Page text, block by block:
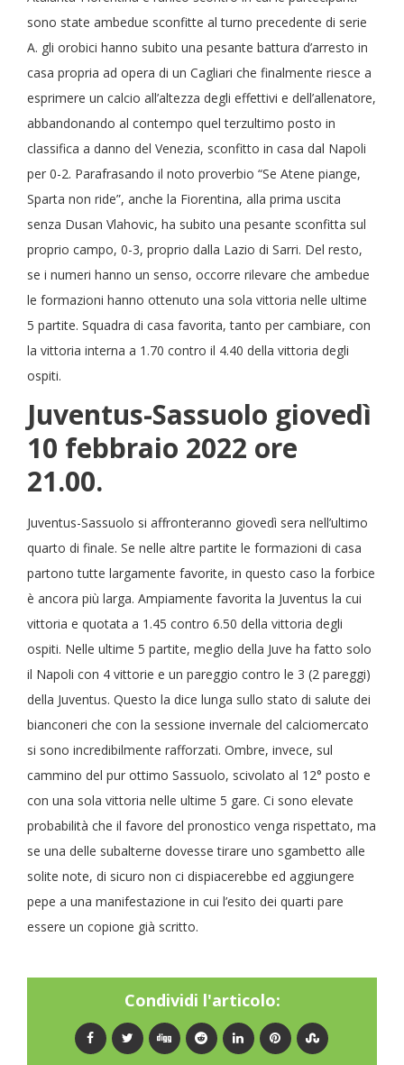
sono state ambedue sconfitte al turno precedente di serie
A. gli orobici hanno subito una pesante battura d’arresto in
casa propria ad opera di un Cagliari che finalmente riesce a
esprimere un calcio all’altezza degli effettivi e dell’allenatore,
abbandonando al contempo quel terzultimo posto in
classifica a danno del Venezia, sconfitto in casa dal Napoli
per 0-2. Parafrasando il noto proverbio “Se Atene piange,
Sparta non ride”, anche la Fiorentina, alla prima uscita
senza Dusan Vlahovic, ha subito una pesante sconfitta sul
proprio campo, 0-3, proprio dalla Lazio di Sarri. Del resto,
se i numeri hanno un senso, occorre rilevare che ambedue
le formazioni hanno ottenuto una sola vittoria nelle ultime
5 partite. Squadra di casa favorita, tanto per cambiare, con
la vittoria interna a 1.70 contro il 4.40 della vittoria degli
ospiti.
Juventus-Sassuolo giovedì
10 febbraio 2022 ore
21.00.
Juventus-Sassuolo si affronteranno giovedì sera nell’ultimo
quarto di finale. Se nelle altre partite le formazioni di casa
partono tutte largamente favorite, in questo caso la forbice
è ancora più larga. Ampiamente favorita la Juventus la cui
vittoria e quotata a 1.45 contro 6.50 della vittoria degli
ospiti. Nelle ultime 5 partite, meglio della Juve ha fatto solo
il Napoli con 4 vittorie e un pareggio contro le 3 (2 pareggi)
della Juventus. Questo la dice lunga sullo stato di salute dei
bianconeri che con la sessione invernale del calciomercato
si sono incredibilmente rafforzati. Ombre, invece, sul
cammino del pur ottimo Sassuolo, scivolato al 12° posto e
con una sola vittoria nelle ultime 5 gare. Ci sono elevate
probabilità che il favore del pronostico venga rispettato, ma
se una delle subalterne dovesse tirare uno sgambetto alle
solite note, di sicuro non ci dispiacerebbe ed aggiungere
pepe a una manifestazione in cui l’esito dei quarti pare
essere un copione già scritto.
Condividi l'articolo: